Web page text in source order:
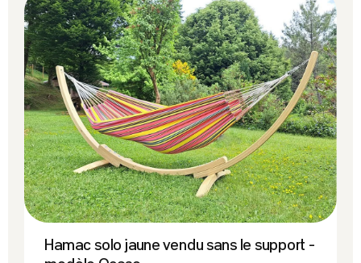
Hamac solo jaune vendu sans le support -